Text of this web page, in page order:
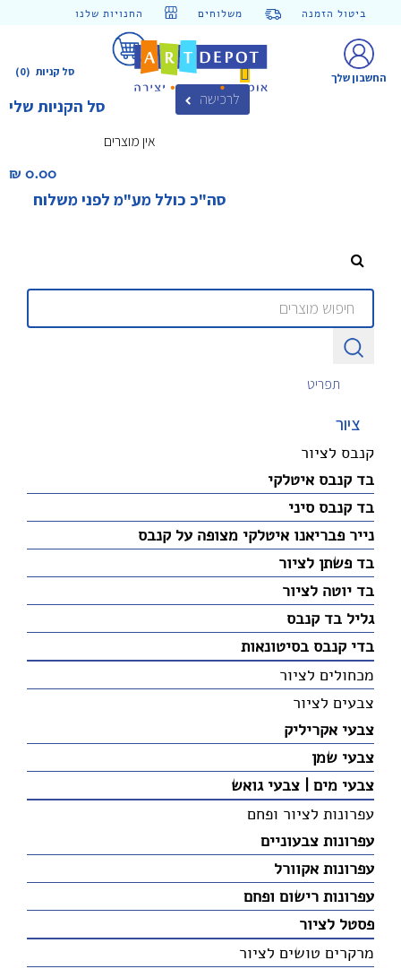
ביטול הזמנה משלוחים החנויות שלנו
(0) סל קניות
סל הקניות שלי לרכישה
אין מוצרים
0.00 ₪‎
סה"כ כולל מע"מ לפני משלוח
החשבון שלך
תפריט
ציור
קנבס לציור
בד קנבס איטלקי
בד קנבס סיני
נייר פבריאנו איטלקי מצופה על קנבס
בד פשתן לציור
בד יוטה לציור
גליל בד קנבס
בדי קנבס בסיטונאות
מכחולים לציור
צבעים לציור
צבעי אקריליק
צבעי שמן
צבעי מים | צבעי גואש
עפרונות לציור ופחם
עפרונות צבעוניים
עפרונות אקוורל
עפרונות רישום ופחם
פסטל לציור
מרקרים טושים לציור